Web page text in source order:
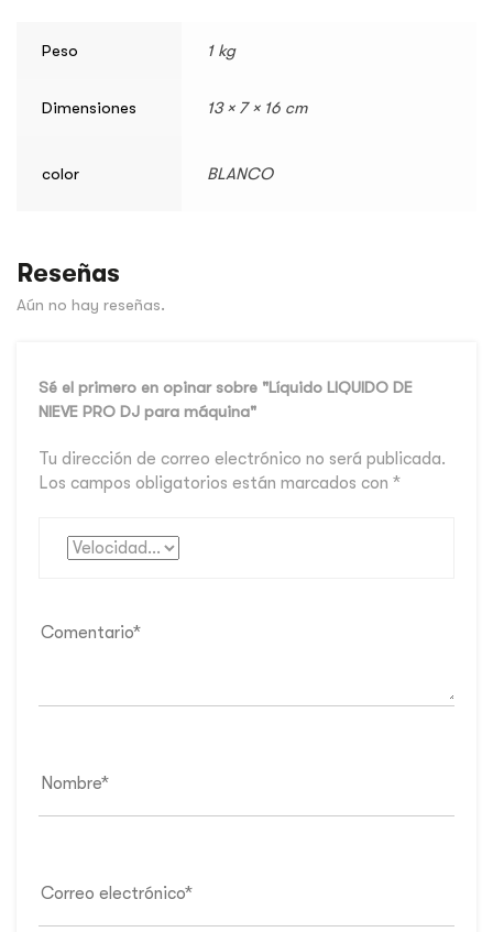
Peso 1 kg
Dimensiones 13 × 7 × 16 cm
color BLANCO
Reseñas
Aún no hay reseñas.
Sé el primero en opinar sobre "Líquido LIQUIDO DE
NIEVE PRO DJ para máquina"
Tu dirección de correo electrónico no será publicada.
Los campos obligatorios están marcados con *